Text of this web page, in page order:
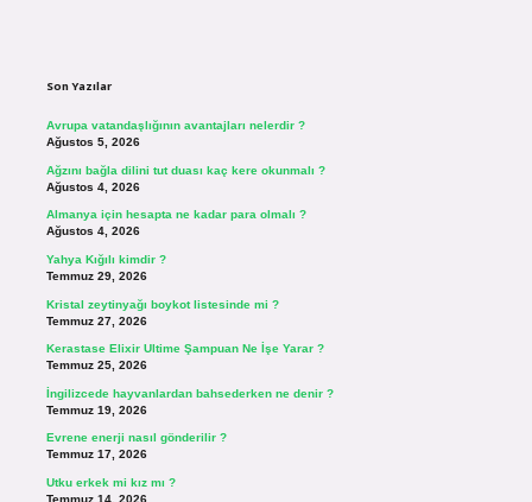
Son Yazılar
Avrupa vatandaşlığının avantajları nelerdir ?
Ağustos 5, 2026
Ağzını bağla dilini tut duası kaç kere okunmalı ?
Ağustos 4, 2026
Almanya için hesapta ne kadar para olmalı ?
Ağustos 4, 2026
Yahya Kığılı kimdir ?
Temmuz 29, 2026
Kristal zeytinyağı boykot listesinde mi ?
Temmuz 27, 2026
Kerastase Elixir Ultime Şampuan Ne İşe Yarar ?
Temmuz 25, 2026
İngilizcede hayvanlardan bahsederken ne denir ?
Temmuz 19, 2026
Evrene enerji nasıl gönderilir ?
Temmuz 17, 2026
Utku erkek mi kız mı ?
Temmuz 14, 2026